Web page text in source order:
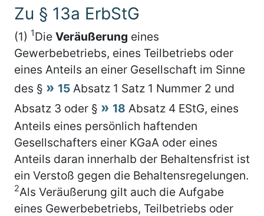
Zu § 13a ErbStG
(1) 1Die Veräußerung eines
Gewerbebetriebs, eines Teilbetriebs oder
eines Anteils an einer Gesellschaft im Sinne
des §
15 Absatz 1 Satz 1 Nummer 2 und
Absatz 3 oder §
18 Absatz 4 EStG, eines
Anteils eines persönlich haftenden
Gesellschafters einer KGaA oder eines
Anteils daran innerhalb der Behaltensfrist ist
ein Verstoß gegen die Behaltensregelungen.
2Als Veräußerung gilt auch die Aufgabe
eines Gewerbebetriebs, Teilbetriebs oder